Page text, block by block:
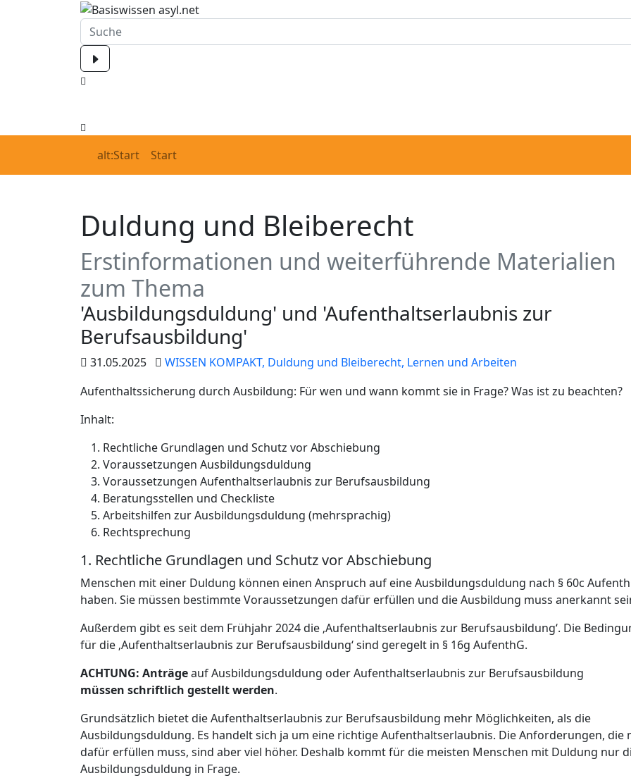
alt:Start Start
Duldung und Bleiberecht
Erstinformationen und weiterführende Materialien
zum Thema
'Ausbildungsduldung' und 'Aufenthaltserlaubnis zur
Berufsausbildung'
31.05.2025 WISSEN KOMPAKT, Duldung und Bleiberecht, Lernen und Arbeiten
Aufenthaltssicherung durch Ausbildung: Für wen und wann kommt sie in Frage? Was ist zu beachten?
Inhalt:
Rechtliche Grundlagen und Schutz vor Abschiebung
Voraussetzungen Ausbildungsduldung
Voraussetzungen Aufenthaltserlaubnis zur Berufsausbildung
Beratungsstellen und Checkliste
Arbeitshilfen zur Ausbildungsduldung (mehrsprachig)
Rechtsprechung
1. Rechtliche Grundlagen und Schutz vor Abschiebung
Menschen mit einer Duldung können einen Anspruch auf eine Ausbildungsduldung nach § 60c
haben. Sie müssen bestimmte Voraussetzungen dafür erfüllen und die Ausbildung muss anerkannt
Außerdem gibt es seit dem Frühjahr 2024 die ‚Aufenthaltserlaubnis zur Berufsausbildung‘. Die
für die ‚Aufenthaltserlaubnis zur Berufsausbildung‘ sind geregelt in § 16g AufenthG.
ACHTUNG: Anträgeauf Ausbildungsduldung oder Aufenthaltserlaubnis zur Berufsausbildung
müssen schriftlich gestellt werden.
Grundsätzlich bietet die Aufenthaltserlaubnis zur Berufsausbildung mehr Möglichkeiten, als die
Ausbildungsduldung. Es handelt sich ja um eine richtige Aufenthaltserlaubnis. Die Anforderungen, die
dafür erfüllen muss, sind aber viel höher. Deshalb kommt für die meisten Menschen mit Duldung nur
Ausbildungsduldung in Frage.